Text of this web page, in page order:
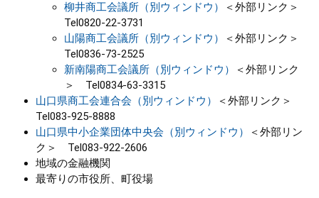
柳井商工会議所（別ウィンドウ）
＜外部リンク＞
Tel0820-22-3731
山陽商工会議所（別ウィンドウ）
＜外部リンク＞
Tel0836-73-2525
新南陽商工会議所（別ウィンドウ）
＜外部リンク
＞
Tel0834-63-3315
山口県商工会連合会（別ウィンドウ）
＜外部リンク＞
Tel083-925-8888
山口県中小企業団体中央会（別ウィンドウ）
＜外部リン
ク＞
Tel083-922-2606
地域の金融機関
最寄りの市役所、町役場